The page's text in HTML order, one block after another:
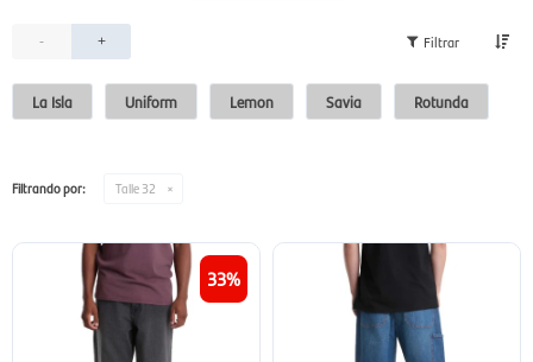
- +
La Isla Uniform Lemon Savia Rotunda
Filtrando por: Talle 32
33